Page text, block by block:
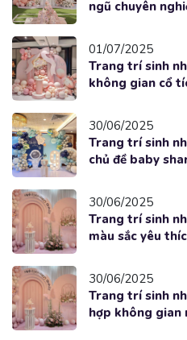
ngũ chuyên
01/07/2025
Trang trí sinh
không gian cổ
30/06/2025
Trang trí sinh
chủ đề baby
30/06/2025
Trang trí sinh
màu sắc yêu
30/06/2025
Trang trí sinh
hợp không gian